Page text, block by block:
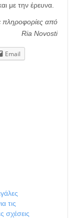
με την έρευνα.
από
Ria Novosti
Email
τις
σχέσεις